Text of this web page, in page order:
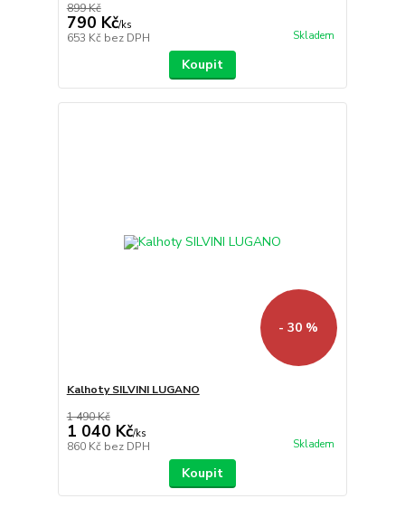
899 Kč
790 Kč/ks
653 Kč bez DPH Skladem
Koupit
- 30 %
Kalhoty SILVINI LUGANO
1 490 Kč
1 040 Kč/ks
860 Kč bez DPH Skladem
Koupit